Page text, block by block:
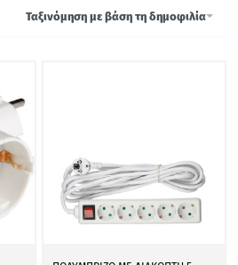
Ταξινόμηση με βάση τη δημοφιλία